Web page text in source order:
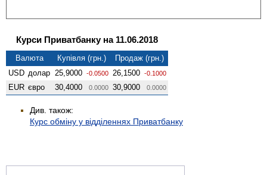
Курси Приватбанку на 11.06.2018
Валюта Купівля (грн.)
Продаж (грн.)
USD долар 25,9000 -0.0500 26,1500 -0.1000
EUR євро 30,4000 0.0000 30,9000 0.0000
Див. також:
Курс обміну у відділеннях Приватбанку